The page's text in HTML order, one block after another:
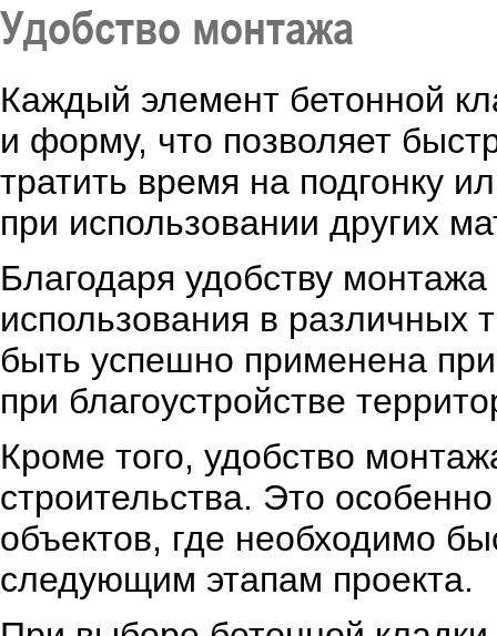
Удобство монтажа
Каждый элемент бетонной
и форму, что позволяет
тратить время на подгонку
при использовании других
Благодаря удобству
использования в различных
быть успешно применена
при благоустройстве
Кроме того, удобство
строительства. Это
объектов, где необходимо
следующим этапам проекта.